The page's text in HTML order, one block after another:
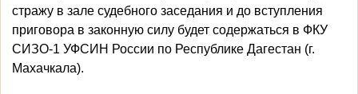
стражу в зале судебного заседания и до вступления
приговора в законную силу будет содержаться в ФКУ
СИЗО-1 УФСИН России по Республике Дагестан (г.
Махачкала).